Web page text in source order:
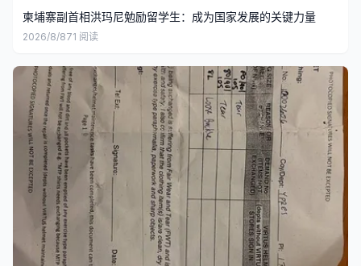
柬埔寨副首相洪玛尼勉励留学生：成为国家发展的关键力量
2026/8/871 阅读